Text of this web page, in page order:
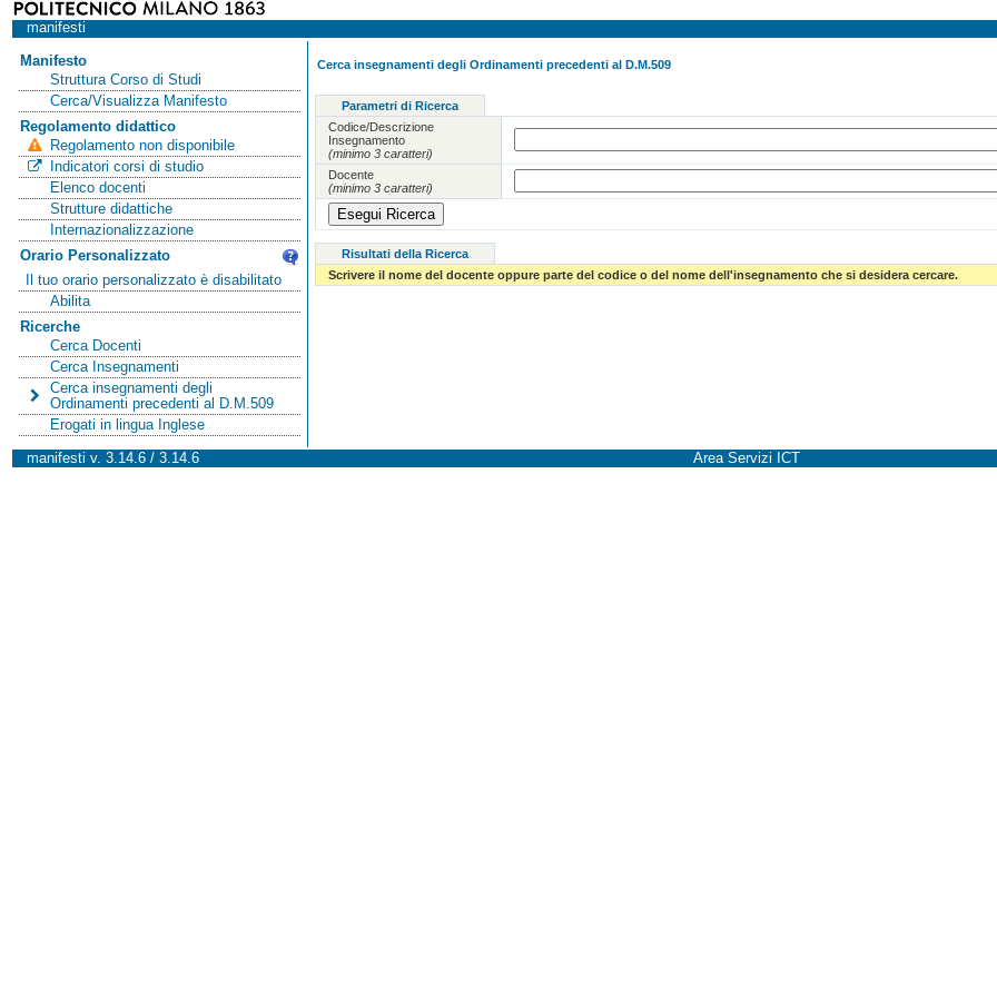
manifesti
Manifesto
Struttura Corso di Studi
Cerca/Visualizza Manifesto
Regolamento didattico
Regolamento non disponibile
Indicatori corsi di studio
Elenco docenti
Strutture didattiche
Internazionalizzazione
Orario Personalizzato
Il tuo orario personalizzato è disabilitato
Abilita
Ricerche
Cerca Docenti
Cerca Insegnamenti
Cerca insegnamenti degli
Ordinamenti precedenti al D.M.509
Erogati in lingua Inglese
Cerca insegnamenti degli Ordinamenti precedenti al D.M.509
Parametri di Ricerca
Codice/Descrizione
Insegnamento
(minimo 3 caratteri)
Docente
(minimo 3 caratteri)
Risultati della Ricerca
Scrivere il nome del docente oppure parte del codice o del nome dell'insegnamento che si desidera cercare.
manifesti v. 3.14.6 / 3.14.6 Area Servizi ICT